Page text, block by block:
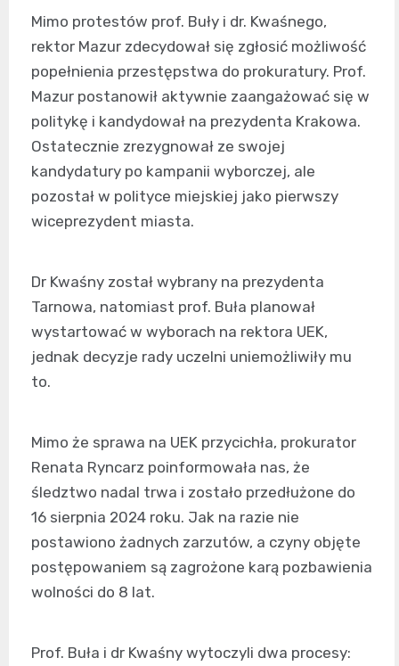
Mimo protestów prof. Buły i dr. Kwaśnego,
rektor Mazur zdecydował się zgłosić możliwość
popełnienia przestępstwa do prokuratury. Prof.
Mazur postanowił aktywnie zaangażować się w
politykę i kandydował na prezydenta Krakowa.
Ostatecznie zrezygnował ze swojej
kandydatury po kampanii wyborczej, ale
pozostał w polityce miejskiej jako pierwszy
wiceprezydent miasta.
Dr Kwaśny został wybrany na prezydenta
Tarnowa, natomiast prof. Buła planował
wystartować w wyborach na rektora UEK,
jednak decyzje rady uczelni uniemożliwiły mu
to.
Mimo że sprawa na UEK przycichła, prokurator
Renata Ryncarz poinformowała nas, że
śledztwo nadal trwa i zostało przedłużone do
16 sierpnia 2024 roku. Jak na razie nie
postawiono żadnych zarzutów, a czyny objęte
postępowaniem są zagrożone karą pozbawienia
wolności do 8 lat.
Prof. Buła i dr Kwaśny wytoczyli dwa procesy: